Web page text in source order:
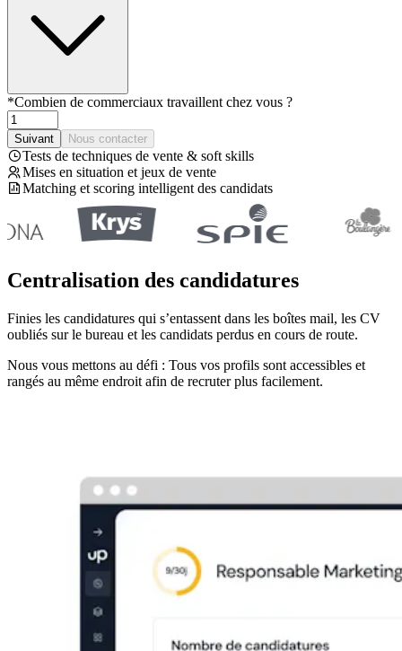
*Combien de commerciaux travaillent chez vous ?
Suivant Nous contacter
Tests de techniques de vente & soft skills
Mises en situation et jeux de vente
Matching et scoring intelligent des candidats
Centralisation des candidatures
Finies les candidatures qui s’entassent dans les boîtes mail, les CV
oubliés sur le bureau et les candidats perdus en cours de route.
Nous vous mettons au défi : Tous vos profils sont accessibles et
rangés au même endroit afin de recruter plus facilement.